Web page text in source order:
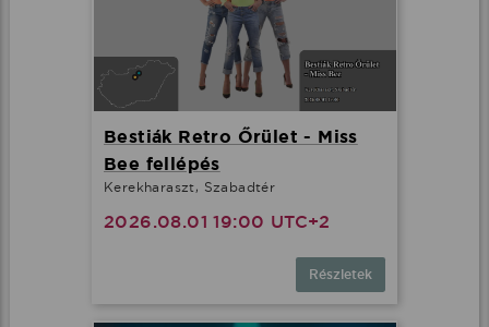
Bestiák Retro Őrület - Miss
Bee fellépés
Kerekharaszt, Szabadtér
2026.08.01 19:00 UTC+2
Részletek